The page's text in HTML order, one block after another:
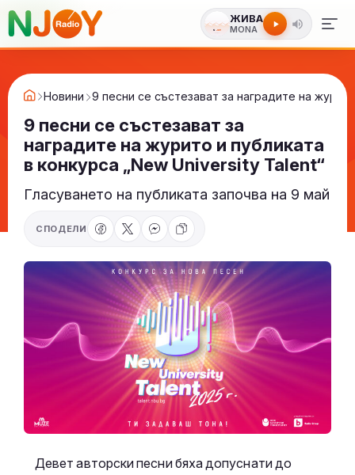
ЖИВА
MONA
Новини 9 песни се състезават за наградите на
9 песни се състезават за
наградите на журито и публиката
в конкурса „New University Talent“
Гласуването на публиката започва на 9 май
СПОДЕЛИ
Девет авторски песни бяха допуснати до